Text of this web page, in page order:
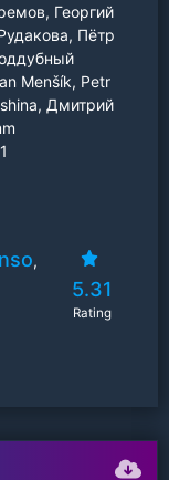
Георгий
Пётр
Menšík, Petr
Дмитрий
,
5.31
Rating